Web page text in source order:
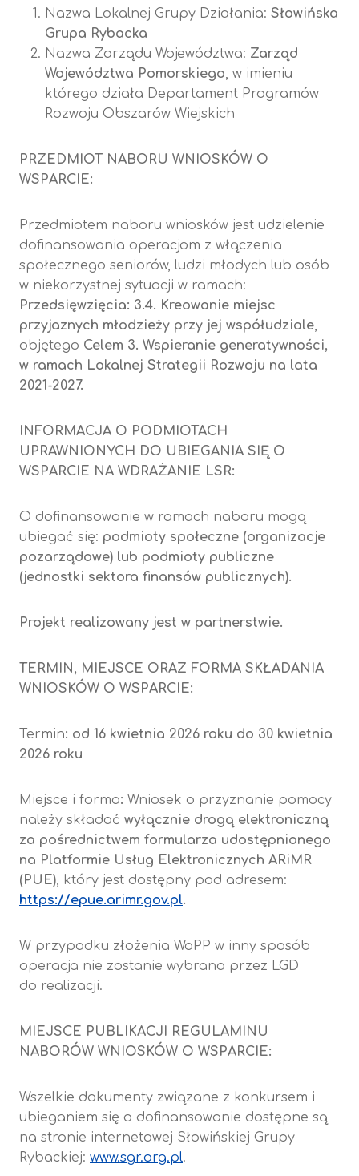
Nazwa Lokalnej Grupy Działania: Słowińska
Grupa Rybacka
Nazwa Zarządu Województwa: Zarząd
Województwa Pomorskiego, w imieniu
którego działa Departament Programów
Rozwoju Obszarów Wiejskich
PRZEDMIOT NABORU WNIOSKÓW O
WSPARCIE:
Przedmiotem naboru wniosków jest udzielenie
dofinansowania operacjom z włączenia
społecznego seniorów, ludzi młodych lub osób
w niekorzystnej sytuacji w ramach:
Przedsięwzięcia: 3.4. Kreowanie miejsc
przyjaznych młodzieży przy jej współudziale,
objętego Celem 3. Wspieranie generatywności,
w ramach Lokalnej Strategii Rozwoju na lata
2021-2027.
INFORMACJA O PODMIOTACH
UPRAWNIONYCH DO UBIEGANIA SIĘ O
WSPARCIE NA WDRAŻANIE LSR:
O dofinansowanie w ramach naboru mogą
ubiegać się: podmioty społeczne (organizacje
pozarządowe) lub podmioty publiczne
(jednostki sektora finansów publicznych).
Projekt realizowany jest w partnerstwie.
TERMIN, MIEJSCE ORAZ FORMA SKŁADANIA
WNIOSKÓW O WSPARCIE:
Termin: od 16 kwietnia 2026 roku do 30 kwietnia
2026 roku
Miejsce i forma: Wniosek o przyznanie pomocy
należy składać wyłącznie drogą elektroniczną
za pośrednictwem formularza udostępnionego
na Platformie Usług Elektronicznych ARiMR
(PUE), który jest dostępny pod adresem:
https://epue.arimr.gov.pl.
W przypadku złożenia WoPP w inny sposób
operacja nie zostanie wybrana przez LGD
do realizacji.
MIEJSCE PUBLIKACJI REGULAMINU
NABORÓW WNIOSKÓW O WSPARCIE:
Wszelkie dokumenty związane z konkursem i
ubieganiem się o dofinansowanie dostępne są
na stronie internetowej Słowińskiej Grupy
Rybackiej: www.sgr.org.pl.